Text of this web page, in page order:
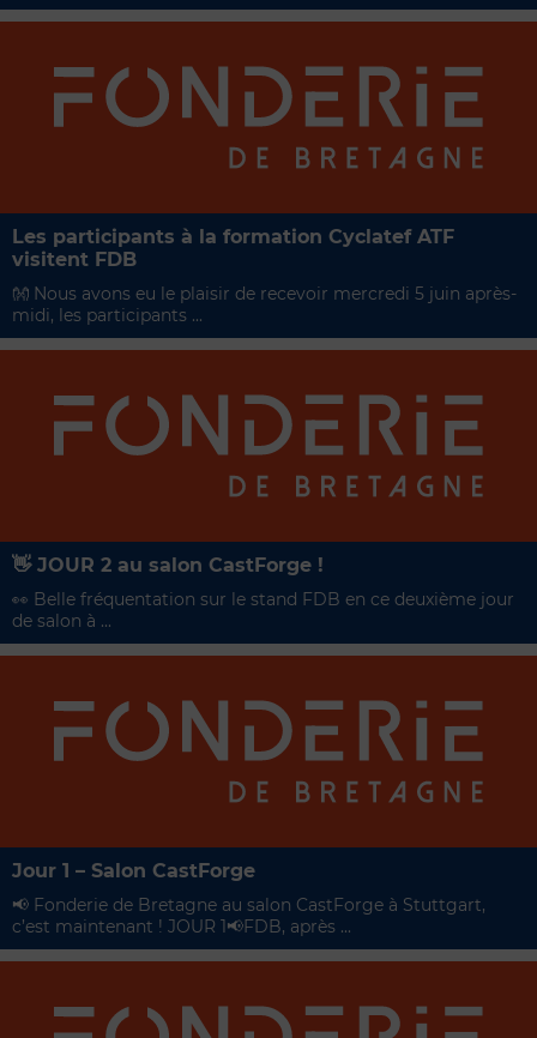
Les participants à la formation Cyclatef ATF
visitent FDB
👐 Nous avons eu le plaisir de recevoir mercredi 5 juin après-
midi, les participants ...
👋 JOUR 2 au salon CastForge !
👀 Belle fréquentation sur le stand FDB en ce deuxième jour
de salon à ...
Jour 1 – Salon CastForge
📢​ Fonderie de Bretagne au salon CastForge à Stuttgart,
c’est maintenant ! JOUR 1📢​FDB, après ...